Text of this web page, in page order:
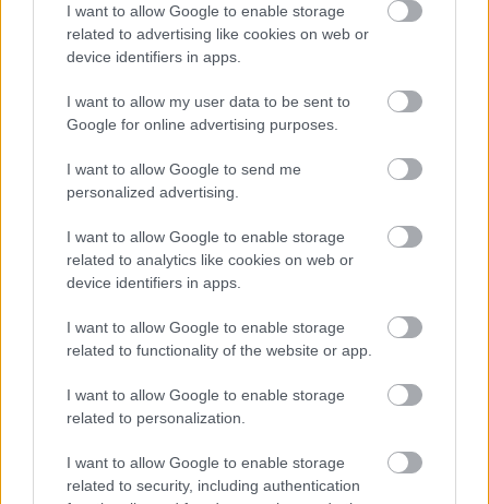
I want to allow Google to enable storage
related to advertising like cookies on web or
device identifiers in apps.
I want to allow my user data to be sent to
Google for online advertising purposes.
I want to allow Google to send me
personalized advertising.
I want to allow Google to enable storage
related to analytics like cookies on web or
device identifiers in apps.
I want to allow Google to enable storage
related to functionality of the website or app.
I want to allow Google to enable storage
related to personalization.
I want to allow Google to enable storage
related to security, including authentication
Alag Lakóparkért Egyesület
Beklen Alapítvány
Csalán Környezet- és Természetvédő
Egyesület
CSEMETE Természet- és Környezetvédelmi
Dunakeszi Tőzegtó Környezetvédelmi
Alapítvány
E-misszió Természet- és Környezetvédelmi
Egyesület
Esztergomi Környezetkultúra Egyesület
Fogyasztóvédők Magyarországi Egyesülete
Független Ökológiai Központ
GATE Zöld Klub
Hulladék Munkaszövetség
Környezeti Nevelési Hálózat Országos
Környezeti Tanácsadó Irodák Hálózata
Levegő Munkacsoport